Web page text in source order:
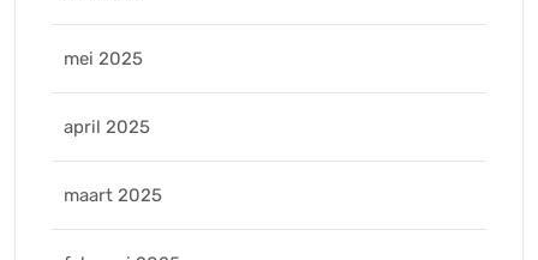
mei 2025
april 2025
maart 2025